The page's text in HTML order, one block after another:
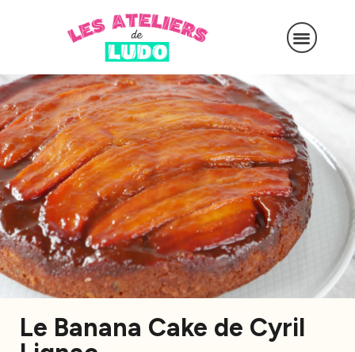
Le Banana Cake de Cyril